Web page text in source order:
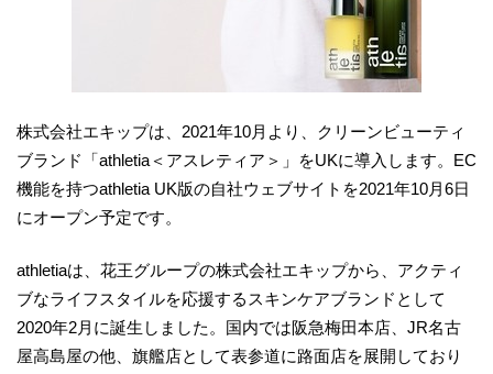
株式会社エキップは、2021年10月より、クリーンビューティ
ブランド「athletia＜アスレティア＞」をUKに導入します。EC
機能を持つathletia UK版の自社ウェブサイトを2021年10月6日
にオープン予定です。
athletiaは、花王グループの株式会社エキップから、アクティ
ブなライフスタイルを応援するスキンケアブランドとして
2020年2月に誕生しました。国内では阪急梅田本店、JR名古
屋高島屋の他、旗艦店として表参道に路面店を展開しており